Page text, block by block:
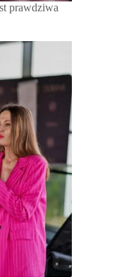
prawdziwa